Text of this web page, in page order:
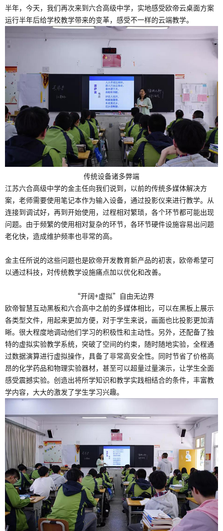
半年，今天，我们再次来到六合高级中学，实地感受欧帝云桌面方案
运行半年后给学校教学带来的变革，感受不一样的云端教学。
传统设备诸多弊端
江苏六合高级中学的金主任向我们说到，以前的传统多媒体解决方
案，老师需要使用笔记本作为输入设备，通过投影仪来进行教学。从
连接到调试好，再到开始使用，过程相对繁琐，各个环节都可能出现
问题。由于频繁的使用相对复杂的环节，各环节硬件设施容易出问题
老化快，造成维护频率也非常的高。
金主任所说的这些问题也是欧帝开发教育新产品的初衷，欧帝希望可
以通过科技，对传统教学设施痛点加以优化和改善。
“开阔+虚拟”自由无边界
欧帝智慧互动黑板和六合高中之前的多媒体相比，可以在黑板上展示
各类型文件，用起来更加方便，对于学生来说，画面也比投影更加清
晰。很大程度地调动他们学习的积极性和主动性。另外，还配备了独
特的虚拟实验教学系统，突破了空间的约束，随时随地实验，全程通
过数据演算进行虚拟操作，具备了非常高安全性。同时节省了价格高
昂的化学药品和物理实验器材，甚至可以超量过量演示，让学生全面
感受震撼实验。创造出将所学知识和教学实践相结合的条件，丰富教
学内容，大大的激发了学生学习兴趣。